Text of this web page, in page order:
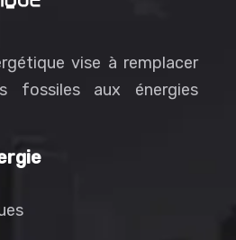
vise à remplacer
fossiles aux énergies